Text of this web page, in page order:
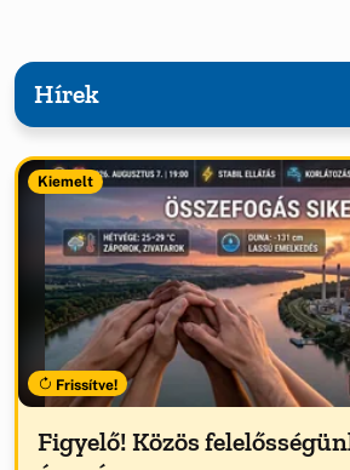
Hírek
Kiemelt
Frissítve!
Figyelő! Közös